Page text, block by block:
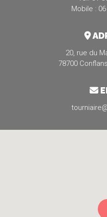
Mobile :
20, rue du
78700